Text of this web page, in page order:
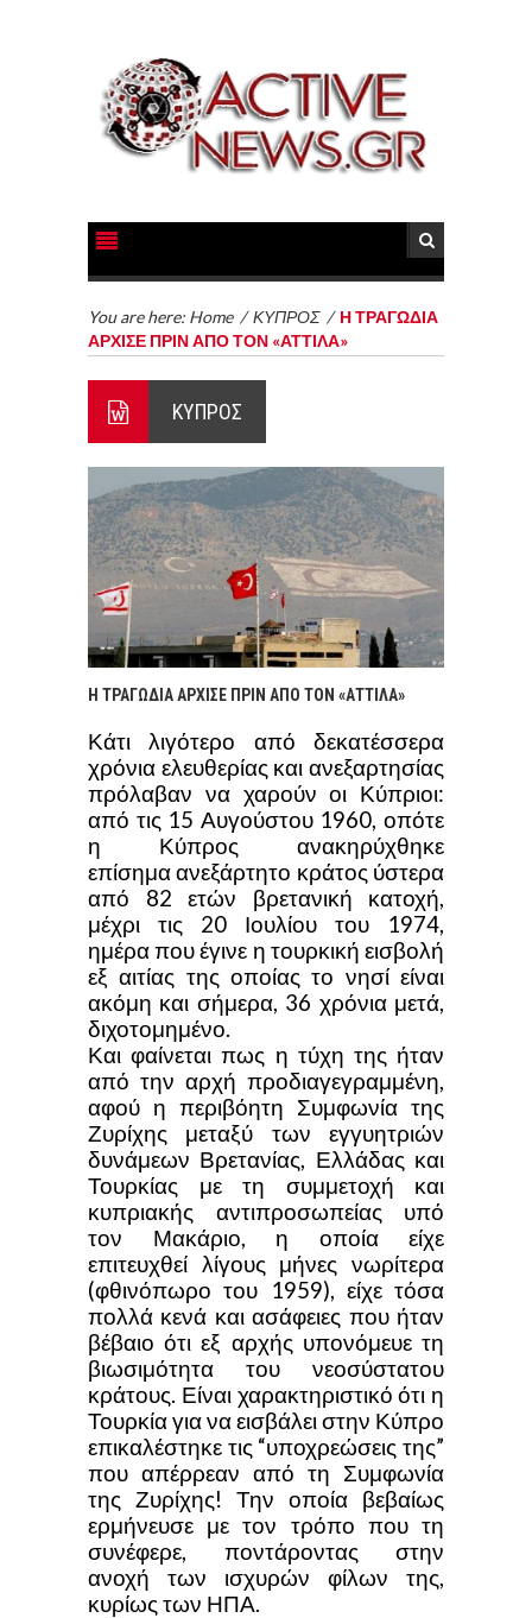
You are here: Home /ΚΥΠΡΟΣ / Η ΤΡΑΓΩΔΙΑ
ΑΡΧΙΣΕ ΠΡΙΝ ΑΠΟ ΤΟΝ «ΑΤΤΙΛΑ»
ΚΥΠΡΟΣ
Η ΤΡΑΓΩΔΙΑ ΑΡΧΙΣΕ ΠΡΙΝ ΑΠΟ ΤΟΝ «ΑΤΤΙΛΑ»
Κάτι λιγότερο από δεκατέσσερα
χρόνια ελευθερίας και ανεξαρτησίας
πρόλαβαν να χαρούν οι Κύπριοι:
από τις 15 Αυγούστου 1960, οπότε
η Κύπρος ανακηρύχθηκε
επίσημα ανεξάρτητο κράτος ύστερα
από 82 ετών βρετανική κατοχή,
μέχρι τις 20 Ιουλίου του 1974,
ημέρα που έγινε η τουρκική εισβολή
εξ αιτίας της οποίας το νησί είναι
ακόμη και σήμερα, 36 χρόνια μετά,
διχοτομημένο.
Και φαίνεται πως η τύχη της ήταν
από την αρχή προδιαγεγραμμένη,
αφού η περιβόητη Συμφωνία της
Ζυρίχης μεταξύ των εγγυητριών
δυνάμεων Βρετανίας, Ελλάδας και
Τουρκίας με τη συμμετοχή και
κυπριακής αντιπροσωπείας υπό
τον Μακάριο, η οποία είχε
επιτευχθεί λίγους μήνες νωρίτερα
(φθινόπωρο του 1959), είχε τόσα
πολλά κενά και ασάφειες που ήταν
βέβαιο ότι εξ αρχής υπονόμευε τη
βιωσιμότητα του νεοσύστατου
κράτους. Είναι χαρακτηριστικό ότι η
Τουρκία για να εισβάλει στην Κύπρο
επικαλέστηκε τις “υποχρεώσεις της”
που απέρρεαν από τη Συμφωνία
της Ζυρίχης! Την οποία βεβαίως
ερμήνευσε με τον τρόπο που τη
συνέφερε, ποντάροντας στην
ανοχή των ισχυρών φίλων της,
κυρίως των ΗΠΑ.